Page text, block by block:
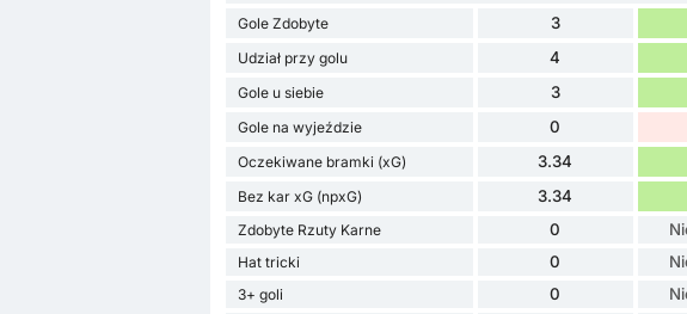
Gole Zdobyte
3
Udział przy golu 4
Gole u siebie 3
Gole na wyjeździe 0
Oczekiwane bramki (xG) 3.34
Bez kar xG (npxG) 3.34
Zdobyte Rzuty Karne 0
Hat tricki 0
3+ goli 0